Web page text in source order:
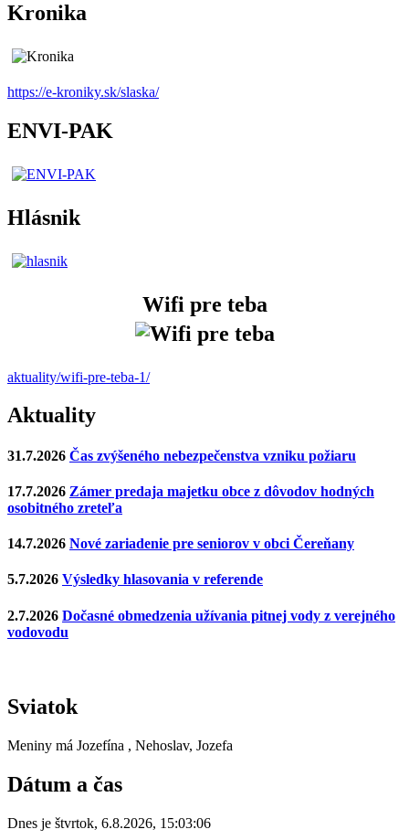
Kronika
https://e-kroniky.sk/slaska/
ENVI-PAK
Hlásnik
Wifi pre teba
aktuality/wifi-pre-teba-1/
Aktuality
31.7.2026 Čas zvýšeného nebezpečenstva vzniku požiaru
17.7.2026 Zámer predaja majetku obce z dôvodov hodných
osobitného zreteľa
14.7.2026 Nové zariadenie pre seniorov v obci Čereňany
5.7.2026 Výsledky hlasovania v referende
2.7.2026 Dočasné obmedzenia užívania pitnej vody z verejného
vodovodu
Sviatok
Meniny má Jozefína , Nehoslav, Jozefa
Dátum a čas
Dnes je štvrtok, 6.8.2026, 15:03:06